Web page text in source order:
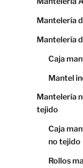
Mantelería
Mantelería
Caja
Mantel
Mantelería
tejido
Caja
no tejido
Rollos